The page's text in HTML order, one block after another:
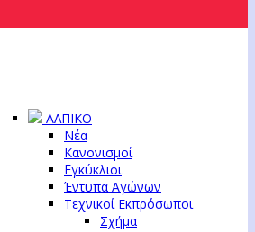
ΑΛΠΙΚΟ
Νέα
Κανονισμοί
Εγκύκλιοι
Έντυπα Αγώνων
Τεχνικοί Εκπρόσωποι
Σχήμα